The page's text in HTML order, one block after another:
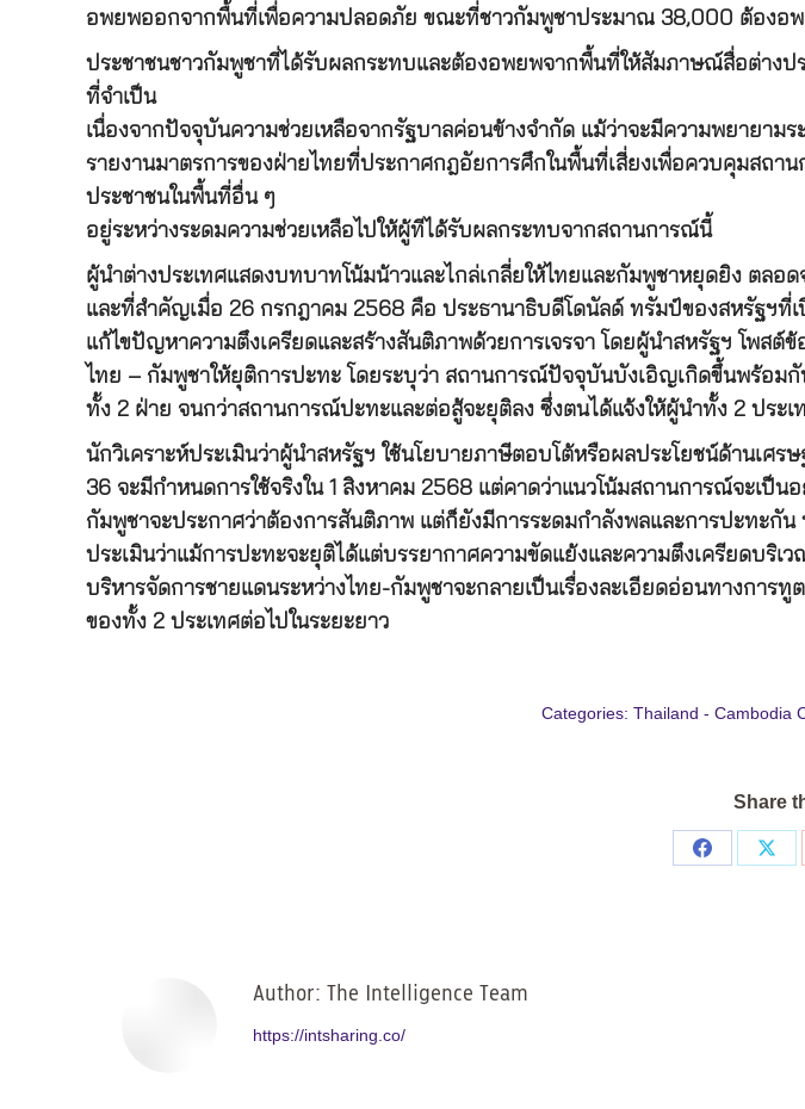
อพยพออกจากพื้นที่เพื่อความปลอดภัย ขณะที่ชาวกัมพูชาประมาณ 38,000 ต้องอ
ประชาชนชาวกัมพูชาที่ได้รับผลกระทบและต้องอพยพจากพื้นที่ให้สัมภาษณ์สื่อต่างป
ที่จำเป็น
เนื่องจากปัจจุบันความช่วยเหลือจากรัฐบาลค่อนข้างจำกัด แม้ว่าจะมีความพยายา
รายงานมาตรการของฝ่ายไทยที่ประกาศกฎอัยการศึกในพื้นที่เสี่ยงเพื่อควบคุมสถ
ประชาชนในพื้นที่อื่น ๆ
อยู่ระหว่างระดมความช่วยเหลือไปให้ผู้ทีได้รับผลกระทบจากสถานการณ์นี้
ผู้นำต่างประเทศแสดงบทบาทโน้มน้าวและไกล่เกลี่ยให้ไทยและกัมพูชาหยุดยิง ตลอ
และที่สำคัญเมื่อ 26 กรกฎาคม 2568 คือ ประธานาธิบดีโดนัลด์ ทรัมป์ของสหรัฐฯที่
แก้ไขปัญหาความตึงเครียดและสร้างสันติภาพด้วยการเจรจา โดยผู้นำสหรัฐฯ โพส
ไทย – กัมพูชาให้ยุติการปะทะ โดยระบุว่า สถานการณ์ปัจจุบันบังเอิญเกิดขึ้นพร้อม
ทั้ง 2 ฝ่าย จนกว่าสถานการณ์ปะทะและต่อสู้จะยุติลง ซึ่งตนได้แจ้งให้ผู้นำทั้ง 2 ประเ
นักวิเคราะห์ประเมินว่าผู้นำสหรัฐฯ ใช้นโยบายภาษีตอบโต้หรือผลประโยชน์ด้านเศ
36 จะมีกำหนดการใช้จริงใน 1 สิงหาคม 2568 แต่คาดว่าแนวโน้มสถานการณ์จะเ
กัมพูชาจะประกาศว่าต้องการสันติภาพ แต่ก็ยังมีการระดมกำลังพลและการปะทะกั
ประเมินว่าแม้การปะทะจะยุติได้แต่บรรยากาศความขัดแย้งและความตึงเครียดบริ
บริหารจัดการชายแดนระหว่างไทย-กัมพูชาจะกลายเป็นเรื่องละเอียดอ่อนทางการ
ของทั้ง 2 ประเทศต่อไปในระยะยาว
Categories: Thailand - Cambodia
Share
Share
Author: The Intelligence Team
https://intsharing.co/